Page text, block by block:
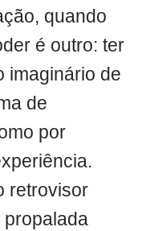
quando
é outro: ter
imaginário de
de
por
retrovisor
propalada